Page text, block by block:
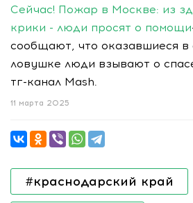
Сейчас! Пожар в Москве: из
крики - люди просят о помощи
сообщают, что оказавшиеся в
ловушке люди взывают о
тг-канал Mash.
11 марта 2025
#краснодарский край